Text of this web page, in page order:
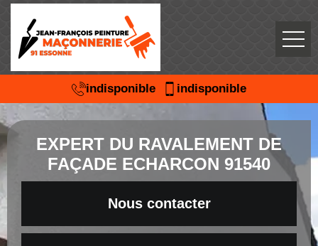
indisponible indisponible
EXPERT DU RAVALEMENT DE
FAÇADE ECHARCON 91540
Nous contacter